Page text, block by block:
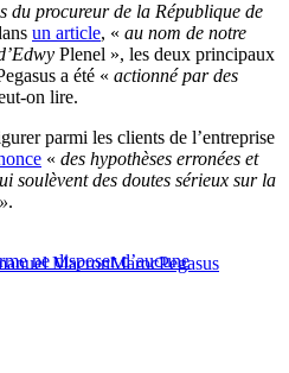
du procureur de la République de
un article, « au nom de notre
Plenel », les deux principaux
a été « actionné par des
on lire.
parmi les clients de l’entreprise
« des hypothèses erronées et
soulèvent des doutes sérieux sur la
.
ne disposer d’aucune
MacronMarocPegasus